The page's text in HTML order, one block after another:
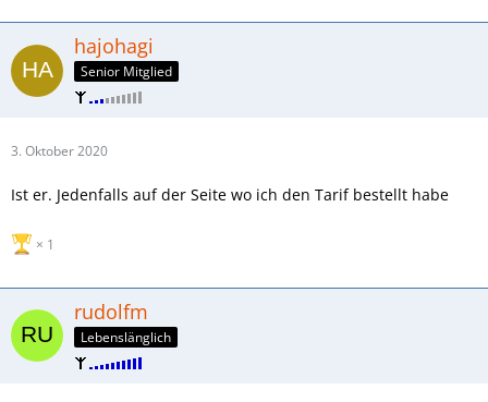
hajohagi
Senior Mitglied
3. Oktober 2020
Ist er. Jedenfalls auf der Seite wo ich den Tarif bestellt habe
1
rudolfm
Lebenslänglich